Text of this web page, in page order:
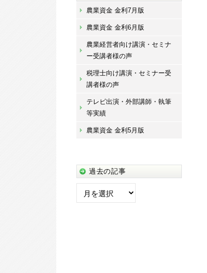
農業資金 金利7月版
農業資金 金利6月版
農業経営者向け講演・セミナ
ー受講者様の声
税理士向け講演・セミナー受
講者様の声
テレビ出演・外部講師・執筆
等実績
農業資金 金利5月版
過去の記事
過